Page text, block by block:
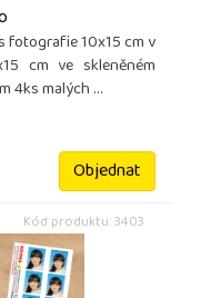
fotografie 10x15 cm v
cm ve skleněném
4ks malých ...
Objednat
Kód produktu: 3403